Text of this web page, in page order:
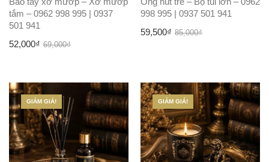
tắm – 0962 998 995 | 0937
501 941
69,000₫Giá
69,000₫.
52,000₫
Giá
52,000₫.
998 995 | 0937 501 941
85,000₫Giá
85,000₫.
59,500₫
Giá
là:
59,500₫.
GIẢM GIÁ! GIẢM GIÁ!